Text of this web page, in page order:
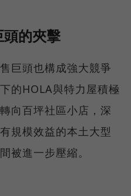
的夾擊
巨頭也構成強大競爭
的HOLA與特力屋積極
向百坪社區小店，深
規模效益的本土大型
被進一步壓縮。